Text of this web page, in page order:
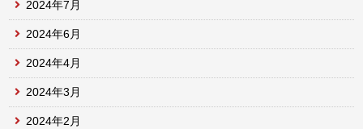
2024年7月
2024年6月
2024年4月
2024年3月
2024年2月